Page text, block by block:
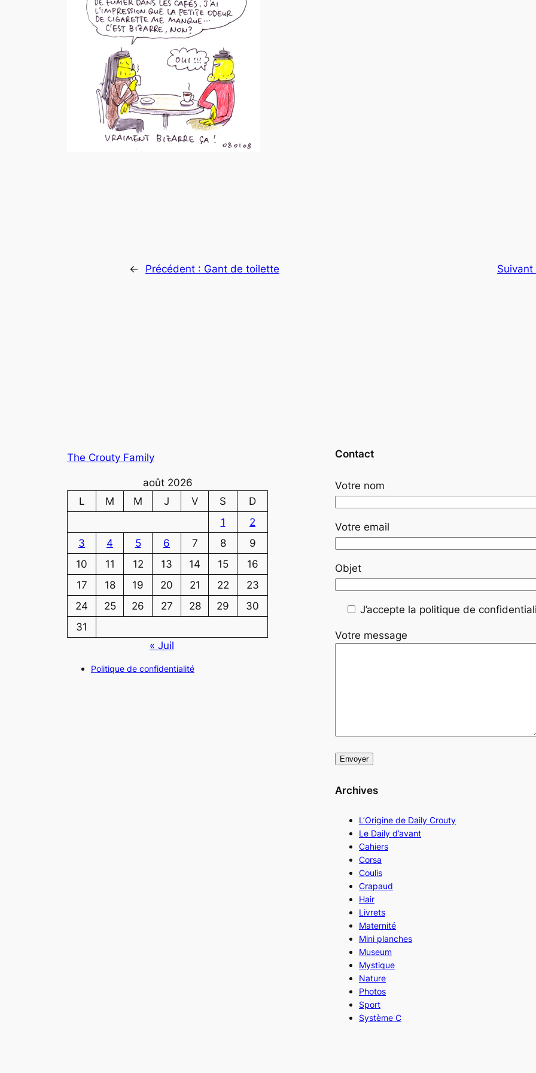
← Précédent : Gant de toilette Suivant
The Crouty Family
août 2026
L
M M J V S
D
1
2
3
4 5 6 7 8
9
10
11 12 13 14 15
16
17
18 19 20 21 22
23
24
25 26 27 28 29
30
31
« Juil
Politique de confidentialité
Contact
Votre nom
Votre email
Objet
J’accepte la politique de
Votre message
Archives
L’Origine de Daily Crouty
Le Daily d’avant
Cahiers
Corsa
Coulis
Crapaud
Hair
Livrets
Maternité
Mini planches
Museum
Mystique
Nature
Photos
Sport
Système C